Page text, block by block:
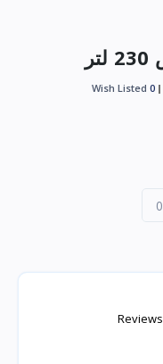
0
0
Reviews